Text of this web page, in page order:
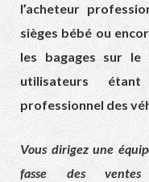
l’acheteur
sièges bébé ou
les bagages sur
utilisateurs
professionnel des
Vous dirigez une
fasse des ventes